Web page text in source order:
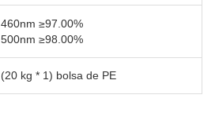
460nm ≥97.00%
500nm ≥98.00%
(20 kg * 1) bolsa de PE